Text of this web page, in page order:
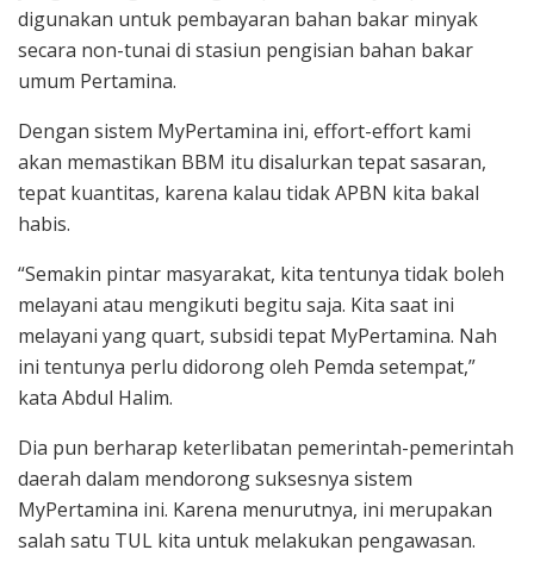
digunakan untuk pembayaran bahan bakar minyak
secara non-tunai di stasiun pengisian bahan bakar
umum Pertamina.
Dengan sistem MyPertamina ini, effort-effort kami
akan memastikan BBM itu disalurkan tepat sasaran,
tepat kuantitas, karena kalau tidak APBN kita bakal
habis.
“Semakin pintar masyarakat, kita tentunya tidak boleh
melayani atau mengikuti begitu saja. Kita saat ini
melayani yang quart, subsidi tepat MyPertamina. Nah
ini tentunya perlu didorong oleh Pemda setempat,”
kata Abdul Halim.
Dia pun berharap keterlibatan pemerintah-pemerintah
daerah dalam mendorong suksesnya sistem
MyPertamina ini. Karena menurutnya, ini merupakan
salah satu TUL kita untuk melakukan pengawasan.